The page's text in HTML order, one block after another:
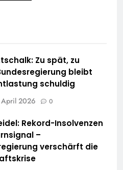
Zu spät, zu
bleibt
schuldig
2026 0
Rekord-Insolvenzen
–
verschärft die